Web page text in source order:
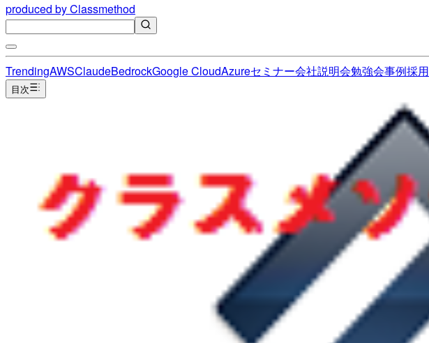
produced by Classmethod
TrendingAWSClaudeBedrockGoogle CloudAzureセミナー会社説明会勉強会事例採用
目次